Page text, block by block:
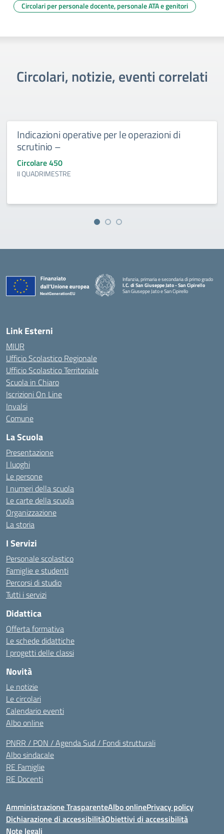
Circolari per personale docente, personale ATA e genitori
Circolari, notizie, eventi correlati
Indicazioni operative per le operazioni di
scrutinio –
Circolare 450
II QUADRIMESTRE
Infanzia, primaria e secondaria di primo grado
I.C. di San Giuseppe Jato - San Cipirello
San Giuseppe Jato e San Cipirello
Link Esterni
MIUR
Ufficio Scolastico Regionale
Ufficio Scolastico Territoriale
Scuola in Chiaro
Iscrizioni On Line
Invalsi
Comune
La Scuola
Presentazione
I luoghi
Le persone
I numeri della scuola
Le carte della scuola
Organizzazione
La storia
I Servizi
Personale scolastico
Famiglie e studenti
Percorsi di studio
Tutti i servizi
Didattica
Offerta formativa
Le schede didattiche
I progetti delle classi
Novità
Le notizie
Le circolari
Calendario eventi
Albo online
PNRR / PON / Agenda Sud / Fondi strutturali
Albo sindacale
RE Famiglie
RE Docenti
Amministrazione TrasparenteAlbo onlinePrivacy policy
Dichiarazione di accessibilitàObiettivi di accessibilità
Note legali